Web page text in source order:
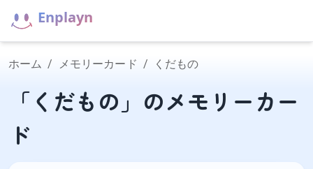
Enplayn
ホーム / メモリーカード / くだもの
「くだもの」のメモリーカー
ド